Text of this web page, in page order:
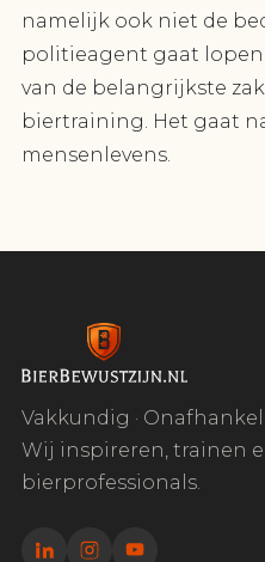
namelijk ook niet de
politieagent gaat
van de belangrijkste
biertraining. Het gaat
mensenlevens.
Vakkundig ·
Wij inspireren, trainen
bierprofessionals.